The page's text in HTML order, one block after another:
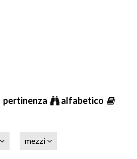
pertinenza
alfabetico
mezzi